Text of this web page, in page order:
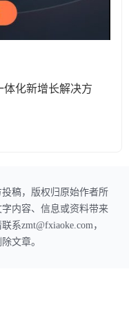
化新增长解决方
稿，版权归原始作者所
内容、信息或资料带来
系zmt@fxiaoke.com，
文章。